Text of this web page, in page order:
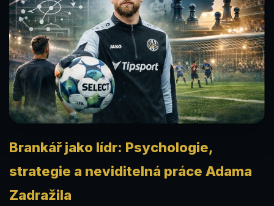
Brankář jako lídr: Psychologie,
strategie a neviditelná práce Adama
Zadražila